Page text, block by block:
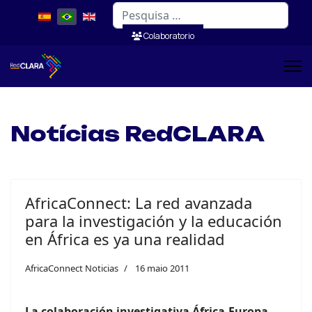
Pesquisar
Colaboratorio
Notícias RedCLARA
AfricaConnect: La red avanzada
para la investigación y la educación
en África es ya una realidad
AfricaConnect Noticias 16 maio 2011